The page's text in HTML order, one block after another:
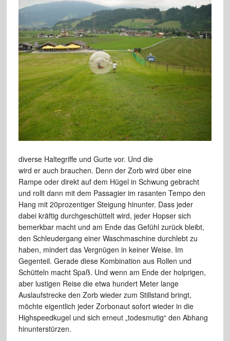
diverse Haltegriffe und Gurte vor. Und die
wird er auch brauchen. Denn der Zorb wird über eine
Rampe oder direkt auf dem Hügel in Schwung gebracht
und rollt dann mit dem Passagier im rasanten Tempo den
Hang mit 20prozentiger Steigung hinunter. Dass jeder
dabei kräftig durchgeschüttelt wird, jeder Hopser sich
bemerkbar macht und am Ende das Gefühl zurück bleibt,
den Schleudergang einer Waschmaschine durchlebt zu
haben, mindert das Vergnügen in keiner Weise. Im
Gegenteil. Gerade diese Kombination aus Rollen und
Schütteln macht Spaß. Und wenn am Ende der holprigen,
aber lustigen Reise die etwa hundert Meter lange
Auslaufstrecke den Zorb wieder zum Stillstand bringt,
möchte eigentlich jeder Zorbonaut sofort wieder in die
Highspeedkugel und sich erneut „todesmutig“ den Abhang
hinunterstürzen.